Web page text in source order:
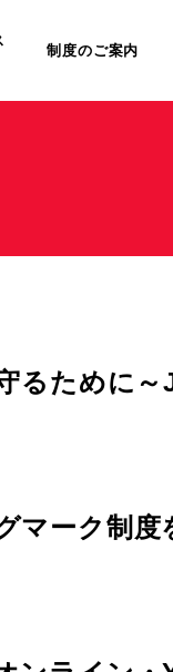
制度のご案内
るために
マーク制